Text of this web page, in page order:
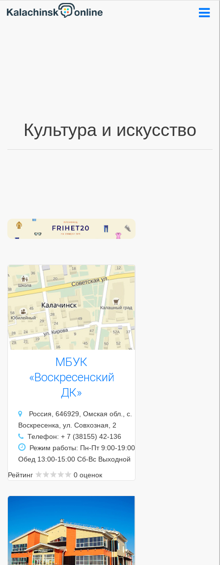
Культура и искусство
МБУК
«Воскресенский
ДК»
Россия, 646929, Омская обл., с.
Воскресенка, ул. Совхозная, 2
Телефон: + 7 (38155) 42-136
Режим работы: Пн-Пт 9:00-19:00
Обед 13:00-15:00 Сб-Вс Выходной
Рейтинг
0 оценок